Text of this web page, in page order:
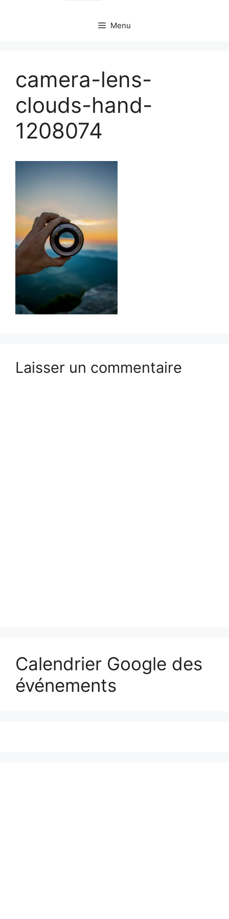
Menu
camera-lens-
clouds-hand-
1208074
Laisser un commentaire
Calendrier Google des
événements